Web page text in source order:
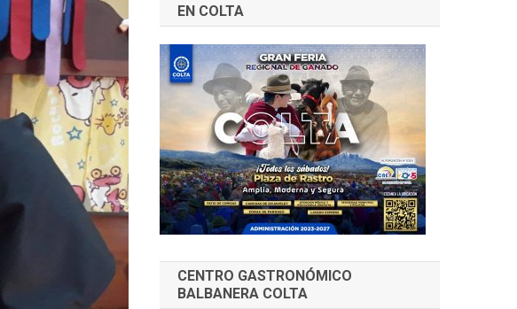
EN COLTA
CENTRO GASTRONÓMICO
BALBANERA COLTA